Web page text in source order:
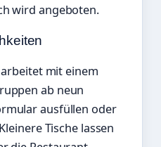
wird angeboten.
arbeitet mit einem
ab neun
ausfüllen oder
Tische lassen